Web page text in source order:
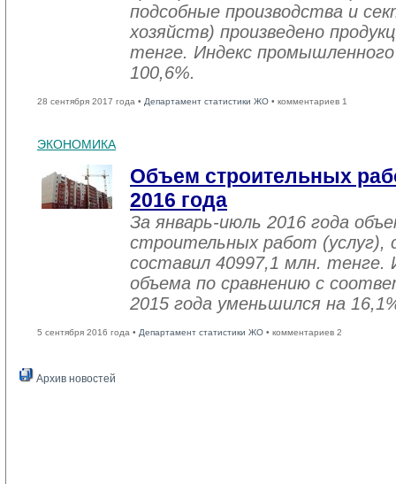
подсобные производства и
хозяйств) произведено
тенге. Индекс
100,6%.
28 сентября 2017 года • Департамент статистики ЖО • комментариев 1
ЭКОНОМИКА
Объем строительных
2016 года
За январь-июль 2016 года
строительных работ (услуг),
составил 40997,1 млн. тенге.
объема по сравнению с
2015 года уменьшился на
5 сентября 2016 года • Департамент статистики ЖО • комментариев 2
Архив новостей